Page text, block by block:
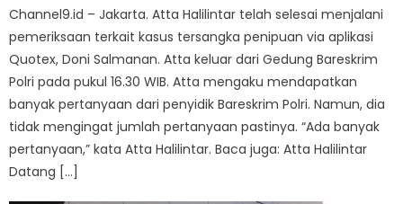
Channel9.id – Jakarta. Atta Halilintar telah selesai menjalani
pemeriksaan terkait kasus tersangka penipuan via aplikasi
Quotex, Doni Salmanan. Atta keluar dari Gedung Bareskrim
Polri pada pukul 16.30 WIB. Atta mengaku mendapatkan
banyak pertanyaan dari penyidik Bareskrim Polri. Namun, dia
tidak mengingat jumlah pertanyaan pastinya. “Ada banyak
pertanyaan,” kata Atta Halilintar. Baca juga: Atta Halilintar
Datang […]